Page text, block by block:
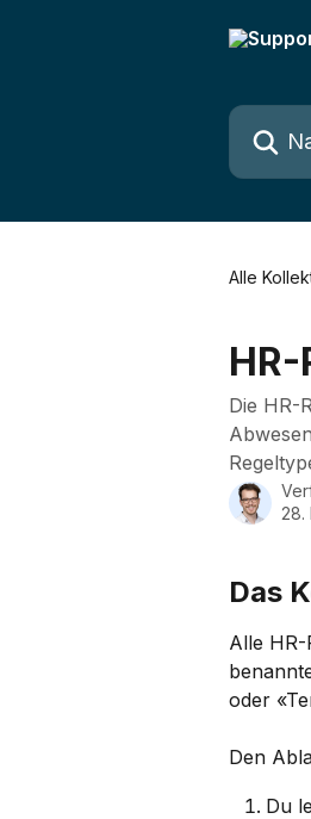
Nach
Alle
Die HR-
28.
Das
Alle
oder
Den
Du